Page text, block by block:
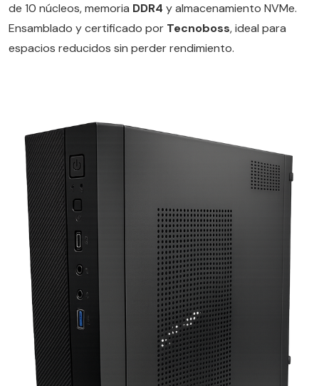
de 10 núcleos, memoria DDR4 y almacenamiento NVMe.
Ensamblado y certificado por Tecnoboss, ideal para
espacios reducidos sin perder rendimiento.